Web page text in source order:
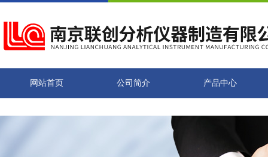
网站首页 公司简介 产品中心